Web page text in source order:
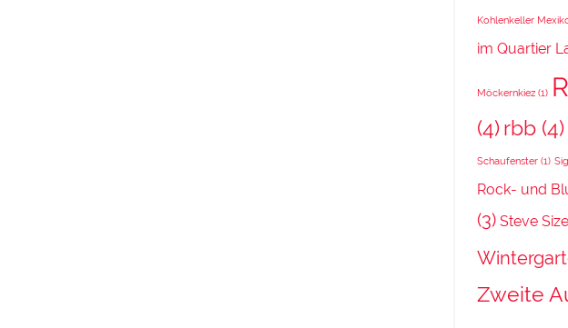
Kohlenkeller
im Quartier
Möckernkiez(1)
(4)rbb(4)
Schaufenster(1)
Rock- und
(3) Steve Size
Zweite